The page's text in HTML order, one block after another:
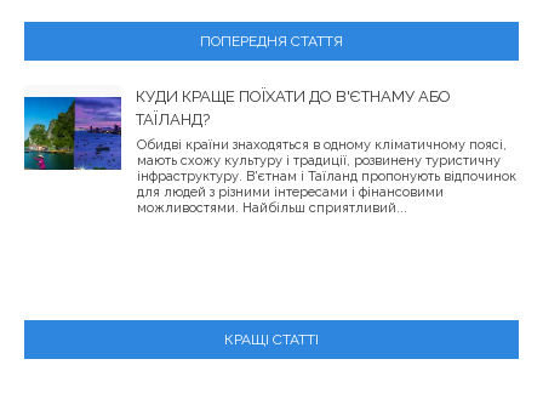
ПОПЕРЕДНЯ СТАТТЯ
КУДИ КРАЩЕ ПОЇХАТИ ДО В'ЄТНАМУ АБО
ТАЇЛАНД?
Обидві країни знаходяться в одному кліматичному поясі,
мають схожу культуру і традиції, розвинену туристичну
інфраструктуру. В'єтнам і Таїланд пропонують відпочинок
для людей з різними інтересами і фінансовими
можливостями. Найбільш сприятливий...
КРАЩІ СТАТТІ